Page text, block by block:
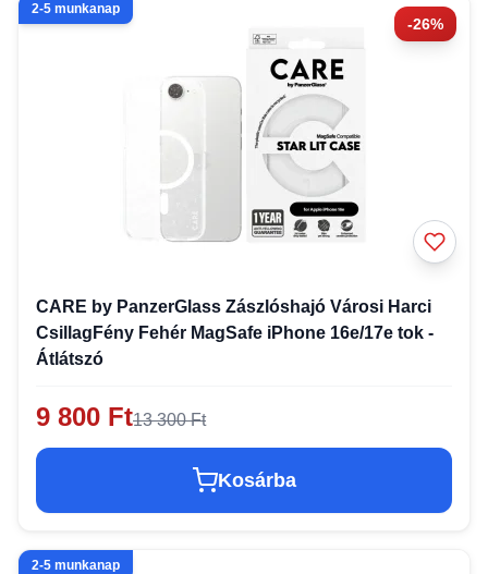
-26%
2-5 munkanap
CARE by PanzerGlass Zászlóshajó Városi Harci
CsillagFény Fehér MagSafe iPhone 16e/17e tok -
Átlátszó
9 800 Ft13 300 Ft
Kosárba
2-5 munkanap